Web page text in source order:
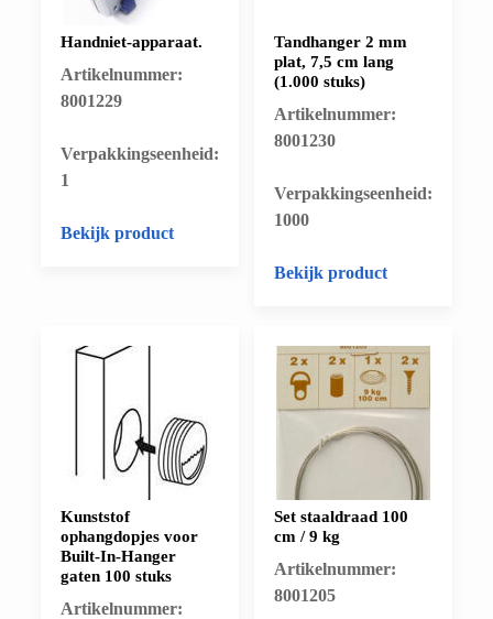
Handniet-apparaat.
Artikelnummer:
8001229
​Verpakkingseenheid:
1
Bekijk product
Tandhanger 2 mm
plat, 7,5 cm lang
(1.000 stuks)
Artikelnummer:
8001230
​Verpakkingseenheid:
1000
Bekijk product
Kunststof
ophangdopjes voor
Built-In-Hanger
gaten 100 stuks
Artikelnummer:
Set staaldraad 100
cm / 9 kg
Artikelnummer:
8001205